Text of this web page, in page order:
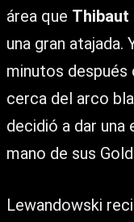
área que Thibaut
una gran atajada.
minutos después
cerca del arco
decidió a dar una
mano de sus
Lewandowski